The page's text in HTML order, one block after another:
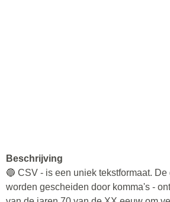
Beschrijving
🔵 CSV - is een uniek tekstformaat.
worden gescheiden door komma's -